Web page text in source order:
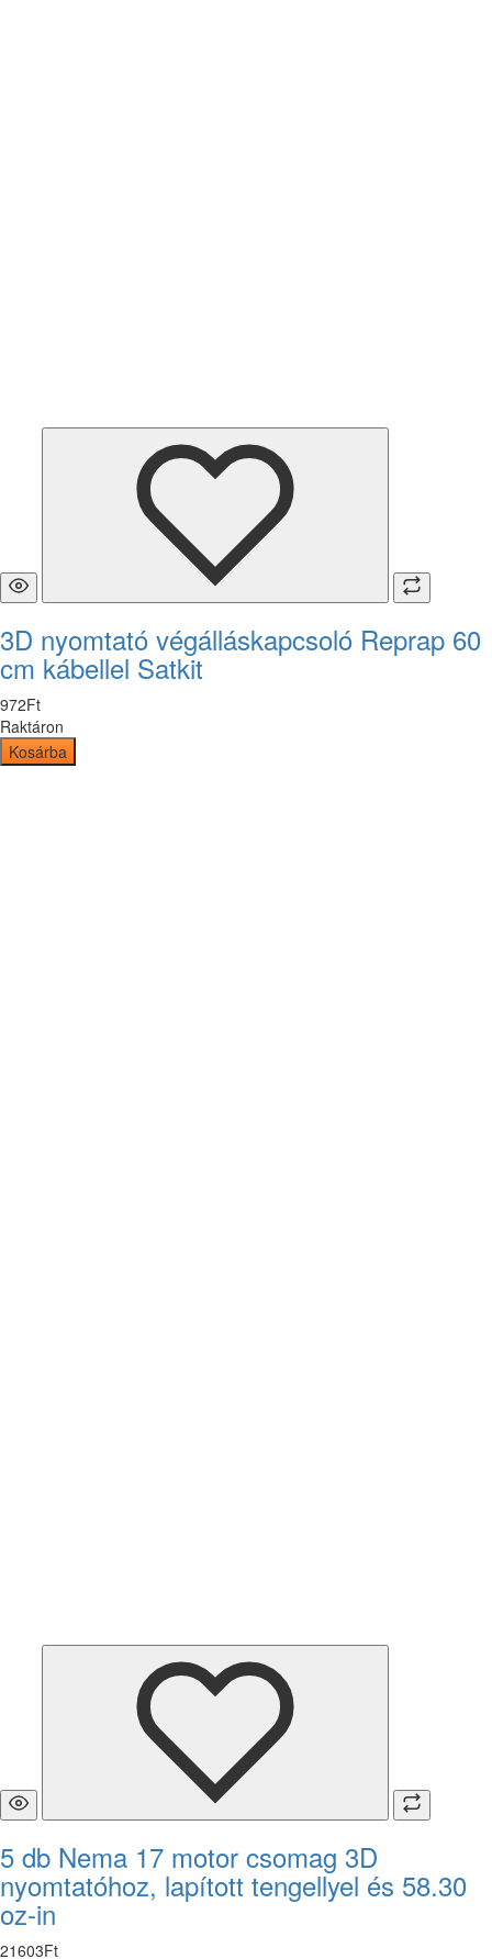
3D nyomtató végálláskapcsoló Reprap 60
cm kábellel Satkit
972Ft
Raktáron
Kosárba
5 db Nema 17 motor csomag 3D
nyomtatóhoz, lapított tengellyel és 58.30
oz-in
21603Ft